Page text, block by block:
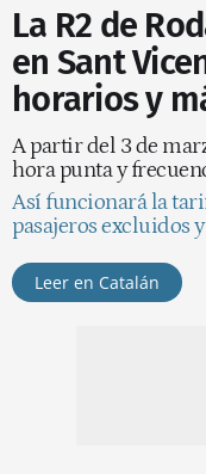
La R2 de
en Sant
horarios y
A partir del 3 de
hora punta y
Así funcionará la
pasajeros excluidos
Leer en Catalán